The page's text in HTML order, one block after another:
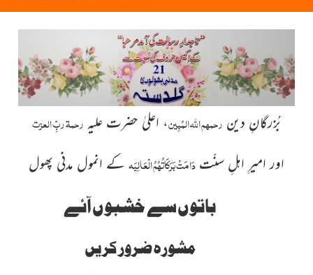
بُزرگانِ دین رحمہم اللہ المُبِین، اعلیٰ حضرت علیہ رحمۃ ربِّ العزت
اور امیرِ اہلِ سنّت دَامَتْ بَرَکَاتُہُمُ الْعَالِیَہ کے انمول مدنی پھول
باتوں سے خشبوں آئے
مشورہ ضرور کریں